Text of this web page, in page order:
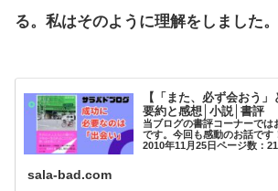
る。私はそのように理解をしました。
【「また、必ず会おう」
要約と感想│小説│書評
当ブログの書評コーナーでは
です。今回も感動のお話です
2010年11月25日ページ数：
sala-bad.com